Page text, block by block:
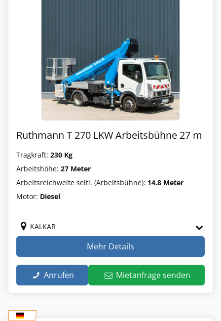
Ruthmann T 270 LKW Arbeitsbühne 27 m
Tragkraft: 230 Kg
Arbeitshöhe: 27 Meter
Arbeitsreichweite seitl. (Arbeitsbühne): 14.8 Meter
Motor: Diesel
KALKAR
Mehr Details
Anrufen Mietanfrage senden